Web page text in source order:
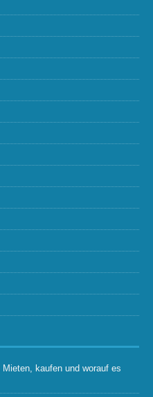
kaufen und worauf es